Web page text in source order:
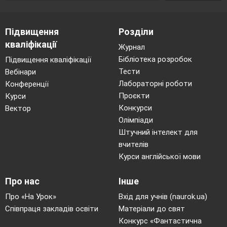
— Що ви навчились робити на уроці?
— Що нового дізнались?
— Що вам сподобалось найбільше?
— Що вам запам’яталось?
Підвищення
кваліфікації
Підвищення кваліфікації
Вебінари
Конференції
Курси
Вектор
Розділи
Журнал
Бібліотека розробок
Тести
Лабораторні роботи
Проєкти
Конкурси
Олімпіади
Штучний інтелект для
вчителів
Курси англійської мови
Про нас
Про «На Урок»
Співпраця закладів освіти
Інше
Вхід для учнів (naurok.ua)
Матеріали до свят
Конкурс «Фантастична